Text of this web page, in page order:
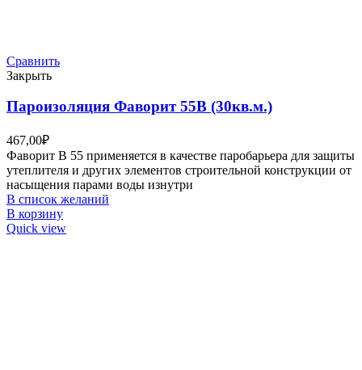
Сравнить
Закрыть
Пароизоляция Фаворит 55В (30кв.м.)
467,00₽
Фаворит В 55 применяется в качестве паробарьера для защиты
утеплителя и других элементов строительной конструкции от
насыщения парами воды изнутри
В список желаний
В корзину
Quick view